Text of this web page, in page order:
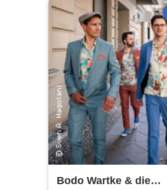
Bodo Wartke & die